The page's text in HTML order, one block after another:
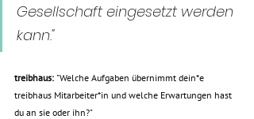
Gesellschaft eingesetzt werden
kann."
treibhaus: "Welche Aufgaben übernimmt dein*e
treibhaus Mitarbeiter*in und welche Erwartungen hast
du an sie oder ihn?"